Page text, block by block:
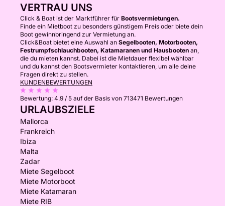
VERTRAU UNS
Click & Boat ist der Marktführer für Bootsvermietungen.
Finde ein Mietboot zu besonders günstigem Preis oder biete dein
Boot gewinnbringend zur Vermietung an.
Click&Boat bietet eine Auswahl an Segelbooten, Motorbooten,
Festrumpfschlauchbooten, Katamaranen und Hausbooten an,
die du mieten kannst. Dabei ist die Mietdauer flexibel wählbar
und du kannst den Bootsvermieter kontaktieren, um alle deine
Fragen direkt zu stellen.
KUNDENBEWERTUNGEN
Bewertung: 4.9 / 5 auf der Basis von 713471 Bewertungen
URLAUBSZIELE
Mallorca
Frankreich
Ibiza
Malta
Zadar
Miete Segelboot
Miete Motorboot
Miete Katamaran
Miete RIB